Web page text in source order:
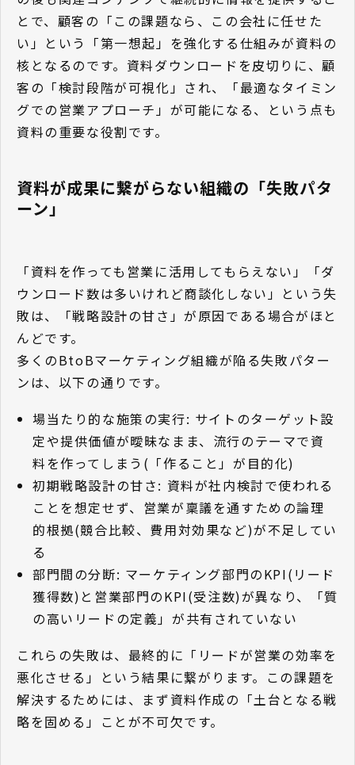
とで、顧客の「この課題なら、この会社に任せた
い」という「第一想起」を強化する仕組みが資料の
核となるのです。資料ダウンロードを皮切りに、顧
客の「検討段階が可視化」され、「最適なタイミン
グでの営業アプローチ」が可能になる、という点も
資料の重要な役割です。
資料が成果に繋がらない組織の「失敗パタ
ーン」
「資料を作っても営業に活用してもらえない」「ダ
ウンロード数は多いけれど商談化しない」という失
敗は、「戦略設計の甘さ」が原因である場合がほと
んどです。
多くのBtoBマーケティング組織が陥る失敗パター
ンは、以下の通りです。
場当たり的な施策の実行: サイトのターゲット設
定や提供価値が曖昧なまま、流行のテーマで資
料を作ってしまう(「作ること」が目的化)
初期戦略設計の甘さ: 資料が社内検討で使われる
ことを想定せず、営業が稟議を通すための論理
的根拠(競合比較、費用対効果など)が不足してい
る
部門間の分断: マーケティング部門のKPI(リード
獲得数)と営業部門のKPI(受注数)が異なり、「質
の高いリードの定義」が共有されていない
これらの失敗は、最終的に「リードが営業の効率を
悪化させる」という結果に繋がります。この課題を
解決するためには、まず資料作成の「土台となる戦
略を固める」ことが不可欠です。